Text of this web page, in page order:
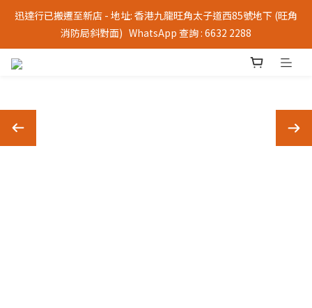
迅達行已搬遷至新店 - 地址: 香港九龍旺角太子道西85號地下 (旺角
消防局斜對面)   WhatsApp 查詢 : 6632 2288